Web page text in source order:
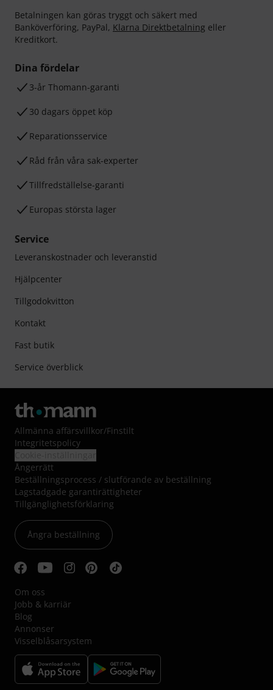
Betalningen kan göras tryggt och säkert med
Banköverföring, PayPal, Klarna Direktbetalning eller
Kreditkort.
Dina fördelar
3-år Thomann-garanti
30 dagars öppet köp
Reparationsservice
Råd från våra sak-experter
Tillfredställelse-garanti
Europas största lager
Service
Leveranskostnader och leveranstid
Hjälpcenter
Tillgodokvitton
Kontakt
Fast butik
Service överblick
Allmänna affärsvillkor/Finstilt
Integritetspolicy
Ångerrätt
Beställningsprocess / slutförande av beställning
Lagstadgade garantirättigheter
Tillgänglighetsförklaring
Ångra beställning
Om oss
Jobb & karriär
Blog
Annonser
Visselblåsarsystem